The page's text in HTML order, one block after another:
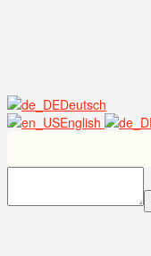
Deutsch
English